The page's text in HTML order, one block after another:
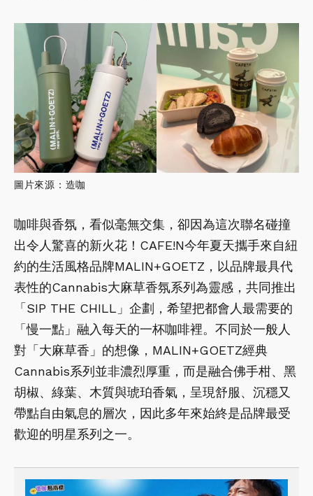
圖片來源：造咖
咖啡與香氛，看似毫無交集，卻因為這次聯名碰撞
出令人驚喜的新火花！CAFE!N今年夏天攜手來自紐
約的生活風格品牌MALIN+GOETZ，以品牌最具代
表性的Cannabis大麻草香氛系列為靈感，共同推出
「SIP THE CHILL」企劃，希望把都會人最需要的
「慢一點」融入每天的一杯咖啡裡。不同於一般人
對「大麻草香」的想像，MALIN+GOETZ經典
Cannabis系列並非濃烈厚重，而是融合佛手柑、黑
胡椒、綠葉、木質與琥珀香氣，呈現舒服、沉穩又
帶點自由氣息的層次，因此多年來始終是品牌最受
歡迎的明星系列之一。